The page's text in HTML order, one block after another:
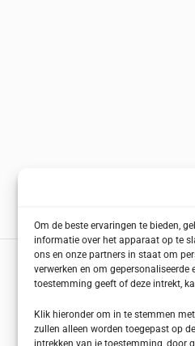
Om de beste ervaringen te bieden,
informatie over het apparaat op te
ons en onze partners in staat om
verwerken en om gepersonaliseerde
toestemming geeft of deze intrekt,
Klik hieronder om in te stemmen
zullen alleen worden toegepast op
intrekken van je toestemming, door